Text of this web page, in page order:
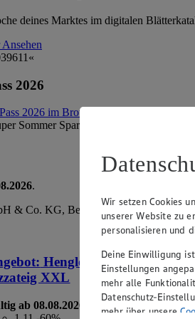
deines Marktes im digitalen
Ansehen
2026
2026 im Browser
.
& Co. KG, Berliner Str. 2, 10715 Berlin
Henglein Frischer
XXL
ab 08.08.2026
Wir setzen Cookies
unserer Website zu
personalisieren und
Deine Einwilligung
Einstellungen
mehr alle
Datenschutz-
mehr über unsere